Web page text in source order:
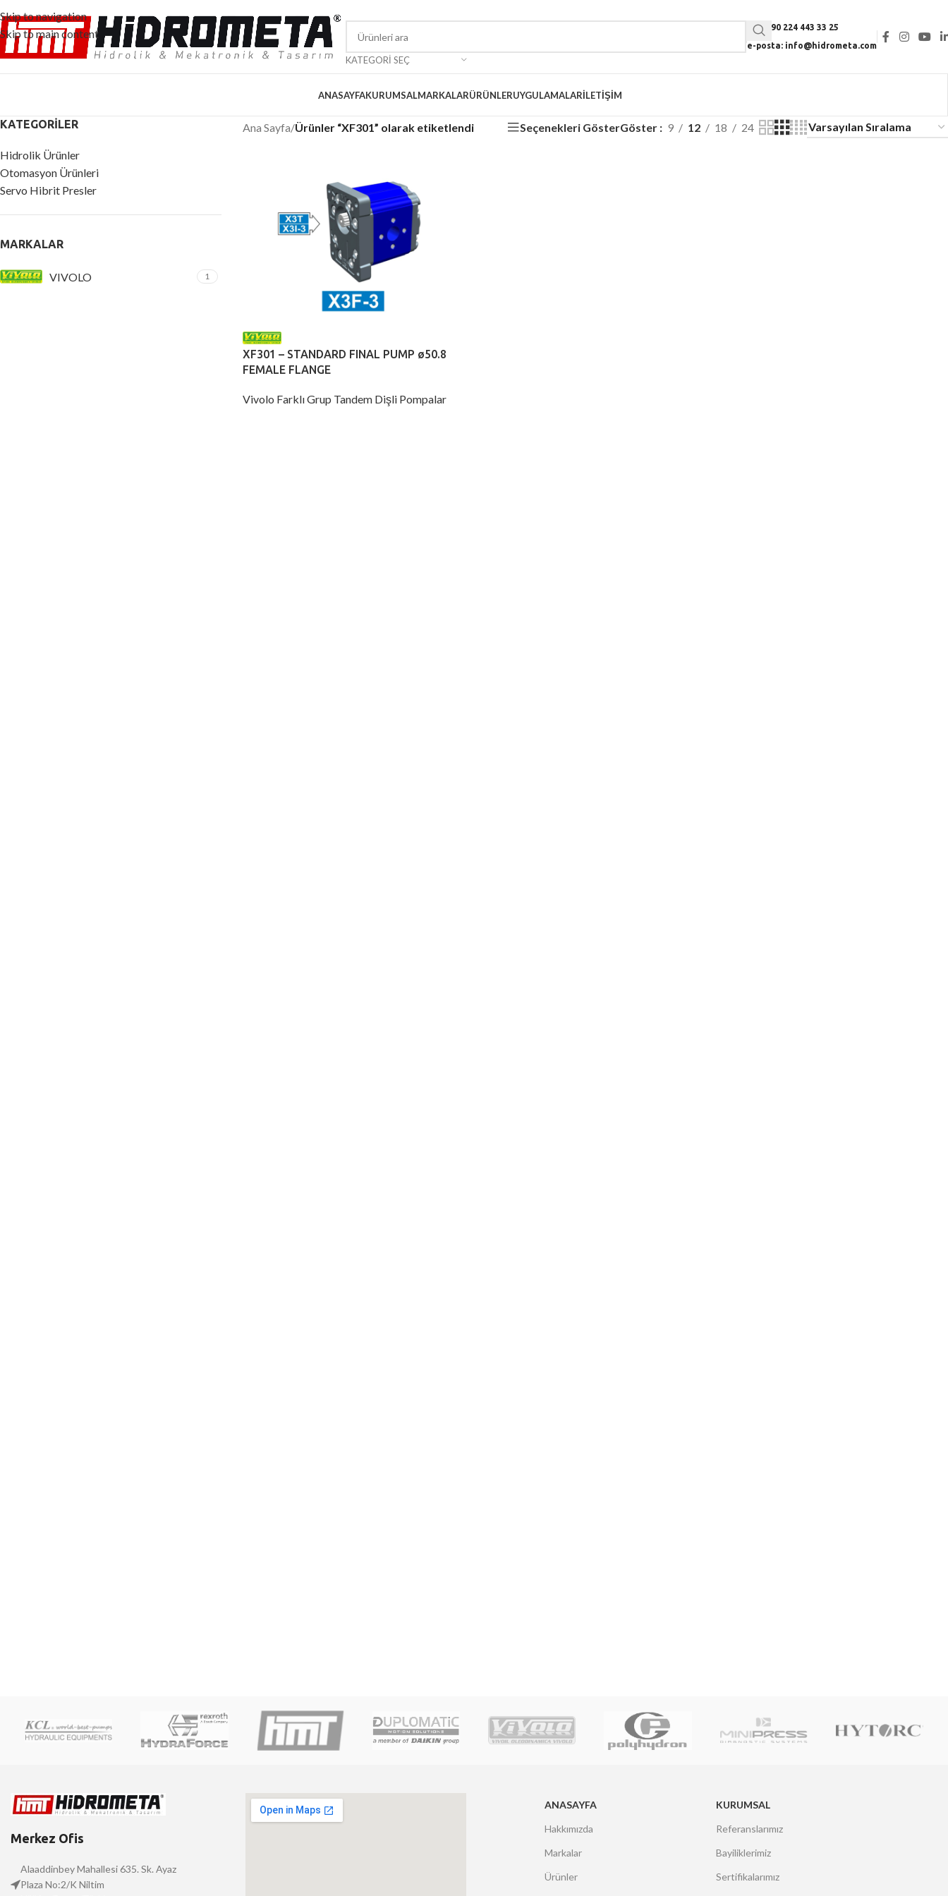
Skip to navigation
Skip to main content
KATEGORI SEÇ
Tel: +90 224 443 33 25
e-posta: info@hidrometa.com
ANASAYFAKURUMSALMARKALARÜRÜNLERUYGULAMALARİLETIŞIM
KATEGORILER
Hidrolik Ürünler
Otomasyon Ürünleri
Servo Hibrit Presler
MARKALAR
VIVOLO 1
Ana Sayfa/Ürünler “XF301” olarak etiketlendi Seçenekleri GösterGöster 9 12 18 24
XF301 – STANDARD FINAL PUMP ø50.8
FEMALE FLANGE
Vivolo Farklı Grup Tandem Dişli Pompalar
Merkez Ofis
Alaaddinbey Mahallesi 635. Sk. Ayaz
Plaza No:2/K Niltim
ANASAYFA
Hakkımızda
Markalar
Ürünler
KURUMSAL
Referanslarımız
Bayiliklerimiz
Sertifikalarımız